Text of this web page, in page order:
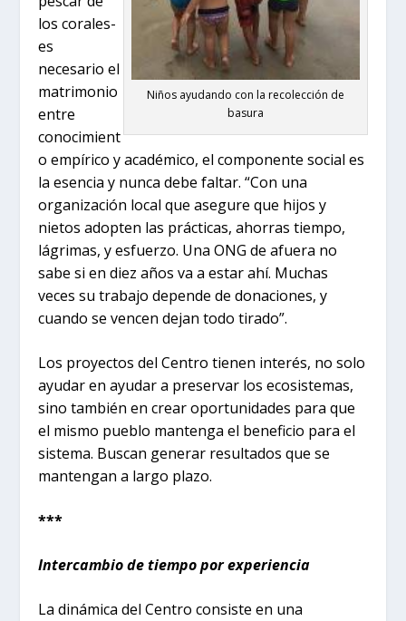
Niños ayudando con la recolección de
basura
los corales-
es
necesario el
matrimonio
entre
conocimient
o empírico y académico, el componente social es
la esencia y nunca debe faltar. “Con una
organización local que asegure que hijos y
nietos adopten las prácticas, ahorras tiempo,
lágrimas, y esfuerzo. Una ONG de afuera no
sabe si en diez años va a estar ahí. Muchas
veces su trabajo depende de donaciones, y
cuando se vencen dejan todo tirado”.
Los proyectos del Centro tienen interés, no solo
ayudar en ayudar a preservar los ecosistemas,
sino también en crear oportunidades para que
el mismo pueblo mantenga el beneficio para el
sistema. Buscan generar resultados que se
mantengan a largo plazo.
***
Intercambio de tiempo por experiencia
La dinámica del Centro consiste en una